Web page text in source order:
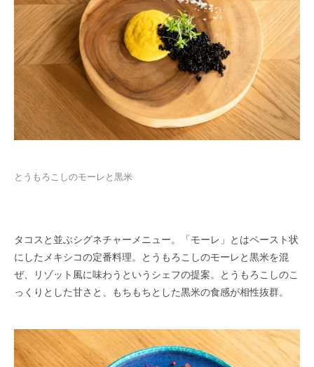
とうもろこしのモーレと黒米
タコスと並ぶシグネチャーメニュー。「モーレ」とはペースト状
にしたメキシコの定番料理。とうもろこしのモーレと黒米を混
ぜ、リゾット風に味わうというシェフの提案。とうもろこしのこ
っくりとした甘さと、もちもちとした黒米の食感が相性抜群。